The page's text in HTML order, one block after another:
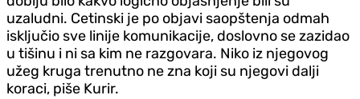
uzaludni. Cetinski je po objavi saopštenja odmah
isključio sve linije komunikacije, doslovno se zazidao
u tišinu i ni sa kim ne razgovara. Niko iz njegovog
užeg kruga trenutno ne zna koji su njegovi dalji
koraci, piše Kurir.